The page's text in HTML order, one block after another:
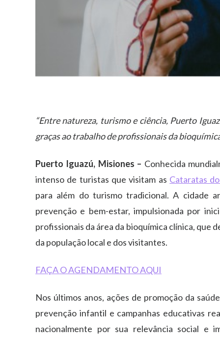
“Entre natureza, turismo e ciência, Puerto
graças ao trabalho de profissionais da
Puerto Iguazú, Misiones – Conhecida
intenso de turistas que visitam as Cataratas
para além do turismo tradicional. A cidade
prevenção e bem-estar, impulsionada por
profissionais da área da bioquímica clínica, que
da população local e dos visitantes.
FAÇA O AGENDAMENTO AQUI
Nos últimos anos, ações de promoção da
prevenção infantil e campanhas educativas
nacionalmente por sua relevância social e